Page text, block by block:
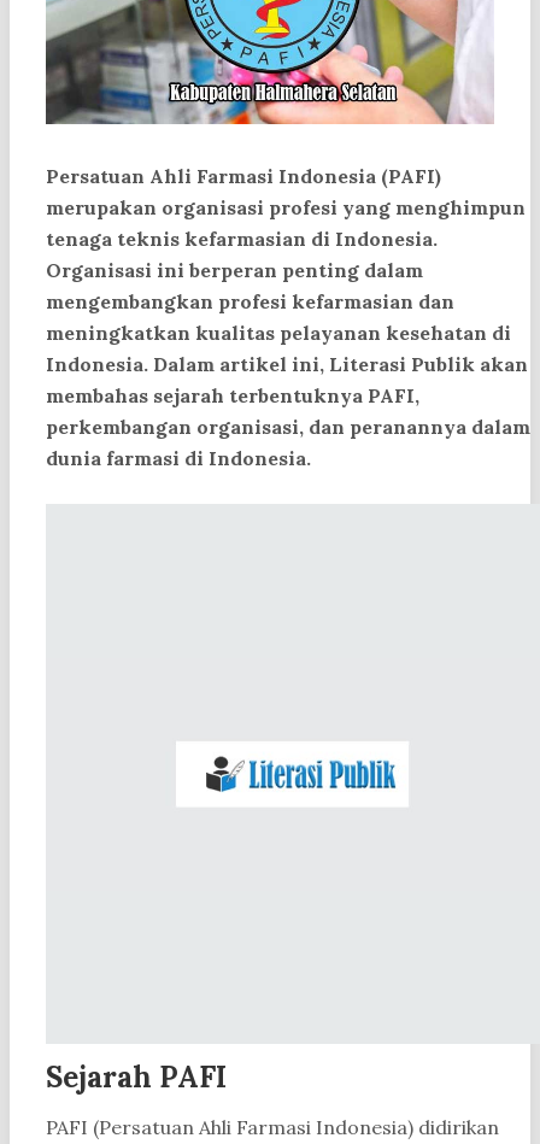
Persatuan Ahli Farmasi Indonesia (PAFI)
merupakan organisasi profesi yang menghimpun
tenaga teknis kefarmasian di Indonesia.
Organisasi ini berperan penting dalam
mengembangkan profesi kefarmasian dan
meningkatkan kualitas pelayanan kesehatan di
Indonesia. Dalam artikel ini, Literasi Publik akan
membahas sejarah terbentuknya PAFI,
perkembangan organisasi, dan peranannya dalam
dunia farmasi di Indonesia.
Sejarah PAFI
PAFI (Persatuan Ahli Farmasi Indonesia) didirikan